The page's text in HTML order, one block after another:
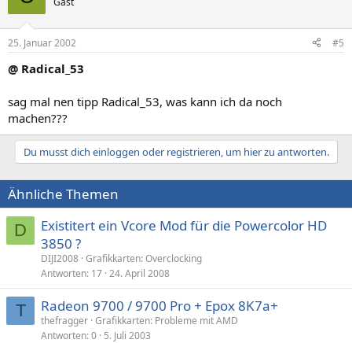
25. Januar 2002 #5
@ Radical_53
sag mal nen tipp Radical_53, was kann ich da noch
machen???
Du musst dich einloggen oder registrieren, um hier zu antworten.
Ähnliche Themen
D
Existitert ein Vcore Mod für die Powercolor HD
3850 ?
DIJI2008 Grafikkarten: Overclocking
Antworten 17 24. April 2008
T Radeon 9700 / 9700 Pro + Epox 8K7a+
thefragger Grafikkarten: Probleme mit AMD
Antworten 0 5. Juli 2003